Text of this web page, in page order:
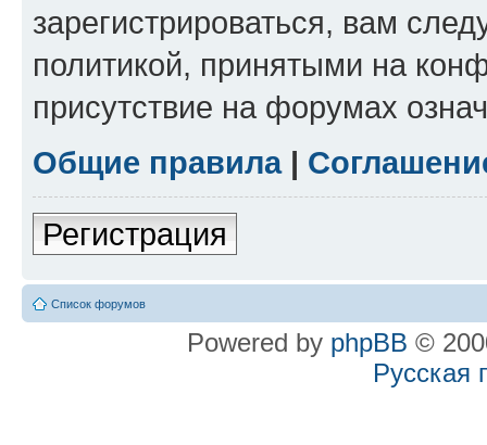
зарегистрироваться, вам
политикой, принятыми на
присутствие на форумах
Общие правила|
Регистрация
Список форумов
Powered by phpBB ©
Русская